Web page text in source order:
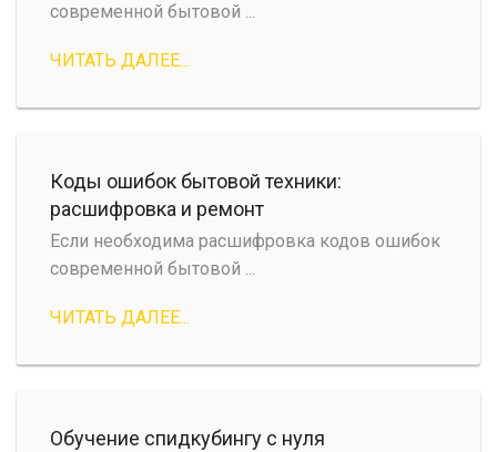
современной бытовой ...
ЧИТАТЬ ДАЛЕЕ...
Коды ошибок бытовой техники:
расшифровка и ремонт
Если необходима расшифровка кодов ошибок
современной бытовой ...
ЧИТАТЬ ДАЛЕЕ...
Обучение спидкубингу с нуля